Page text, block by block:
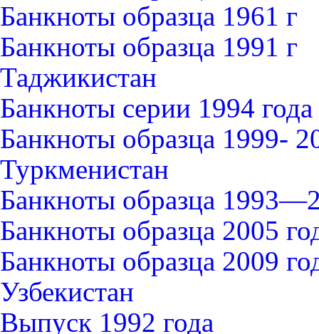
Банкноты образца 1961 г
Банкноты образца 1991 г
Таджикистан
Банкноты серии 1994 года
Банкноты образца 1999-
Туркменистан
Банкноты образца
Банкноты образца 2005
Банкноты образца 2009
Узбекистан
Выпуск 1992 года